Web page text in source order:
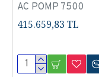
AC POMP 7500
415.659,83 TL